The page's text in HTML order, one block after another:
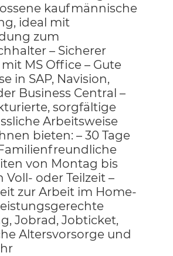
kaufmännische
ideal mit
zum
– Sicherer
MS Office – Gute
in SAP, Navision,
Business Central –
sorgfältige
Arbeitsweise
bieten: – 30 Tage
von Montag bis
Voll- oder Teilzeit –
zur Arbeit im Home-
Jobrad, Jobticket,
Altersvorsorge und